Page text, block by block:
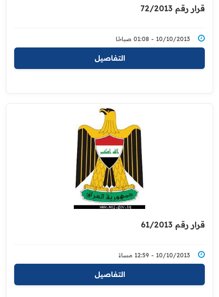
قرار رقم 72/2013
10/10/2013 - 01:08 صباحًا
التفاصيل
قرار رقم 61/2013
10/10/2013 - 12:59 مساءً
التفاصيل